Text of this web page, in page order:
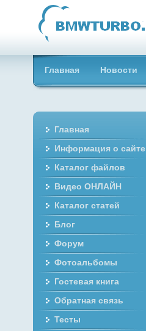
Главная Новости
Главная
Информация о сайте
Каталог файлов
Видео ОНЛАЙН
Каталог статей
Блог
Форум
Фотоальбомы
Гостевая книга
Обратная связь
Тесты